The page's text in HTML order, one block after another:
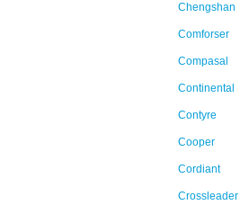
Chengshan
Comforser
Compasal
Continental
Contyre
Cooper
Cordiant
Crossleader